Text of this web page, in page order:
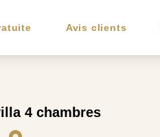
Avis clients
4 chambres